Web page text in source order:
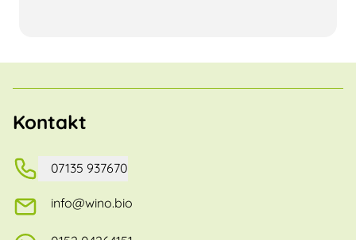
Kontakt
07135 937670
info@wino.bio